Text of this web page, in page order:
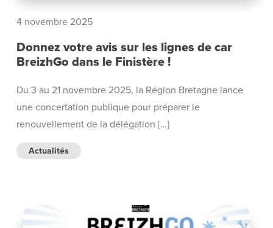
4 novembre 2025
Donnez votre avis sur les lignes de car
BreizhGo dans le Finistère !
Du 3 au 21 novembre 2025, la Région Bretagne lance
une concertation publique pour préparer le
renouvellement de la délégation […]
Actualités